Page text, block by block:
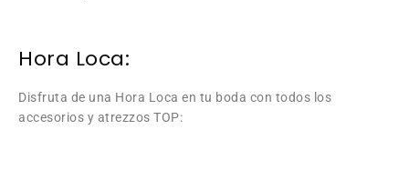
Hora Loca:
Disfruta de una Hora Loca en tu boda con todos los
accesorios y atrezzos TOP: